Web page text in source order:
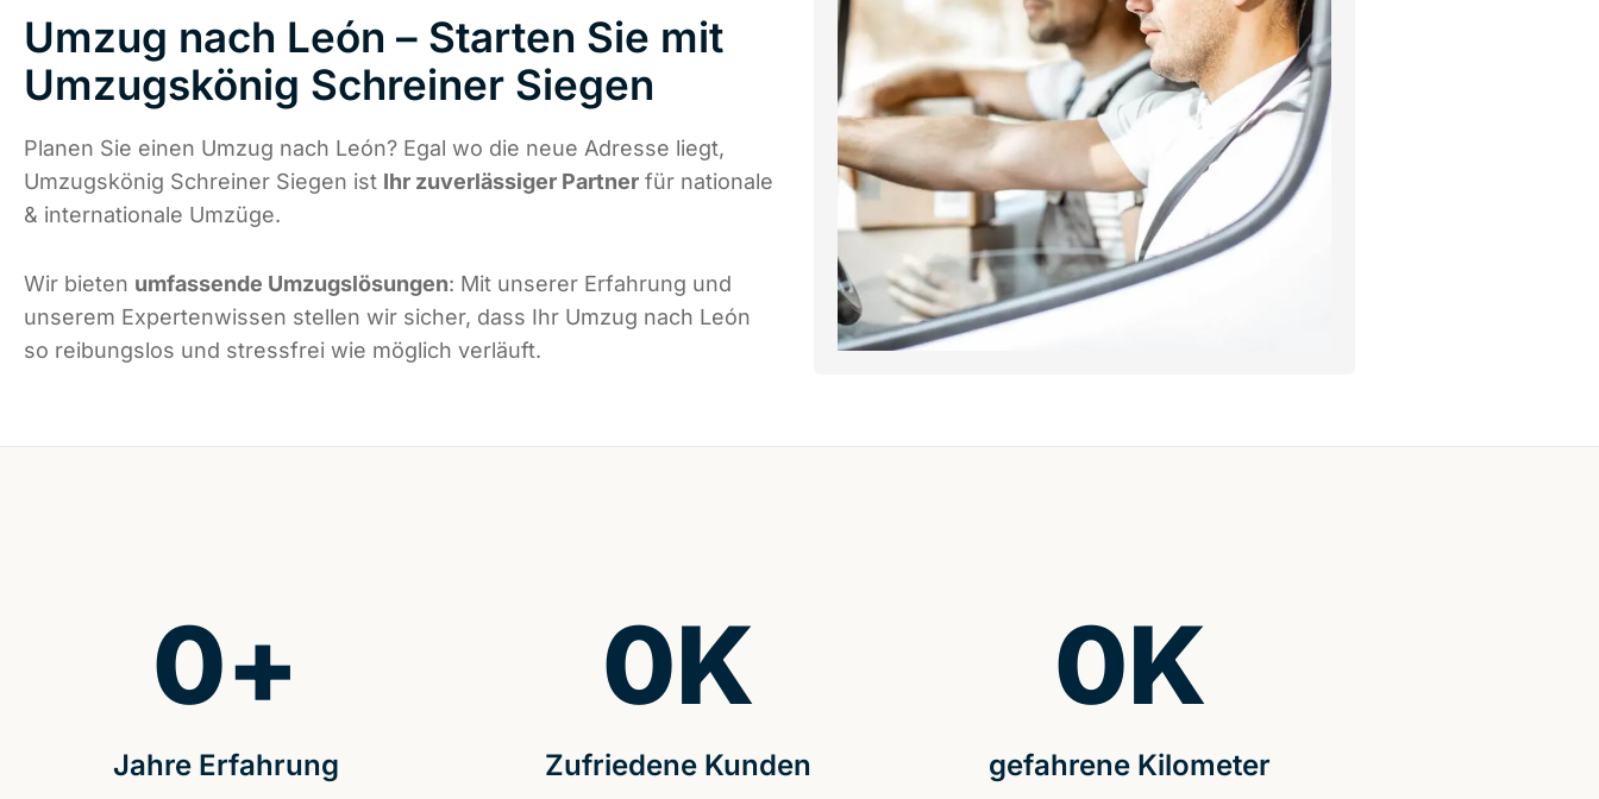
Umzug nach León – Starten Sie mit
Umzugskönig Schreiner Siegen
Planen Sie einen Umzug nach León? Egal wo die neue Adresse liegt,
Umzugskönig Schreiner Siegen ist Ihr zuverlässiger Partner für nationale
& internationale Umzüge.
Wir bieten umfassende Umzugslösungen: Mit unserer Erfahrung und
unserem Expertenwissen stellen wir sicher, dass Ihr Umzug nach León
so reibungslos und stressfrei wie möglich verläuft.
Jahre Erfahrung
0+
Zufriedene Kunden
0K
gefahrene Kilometer
0K